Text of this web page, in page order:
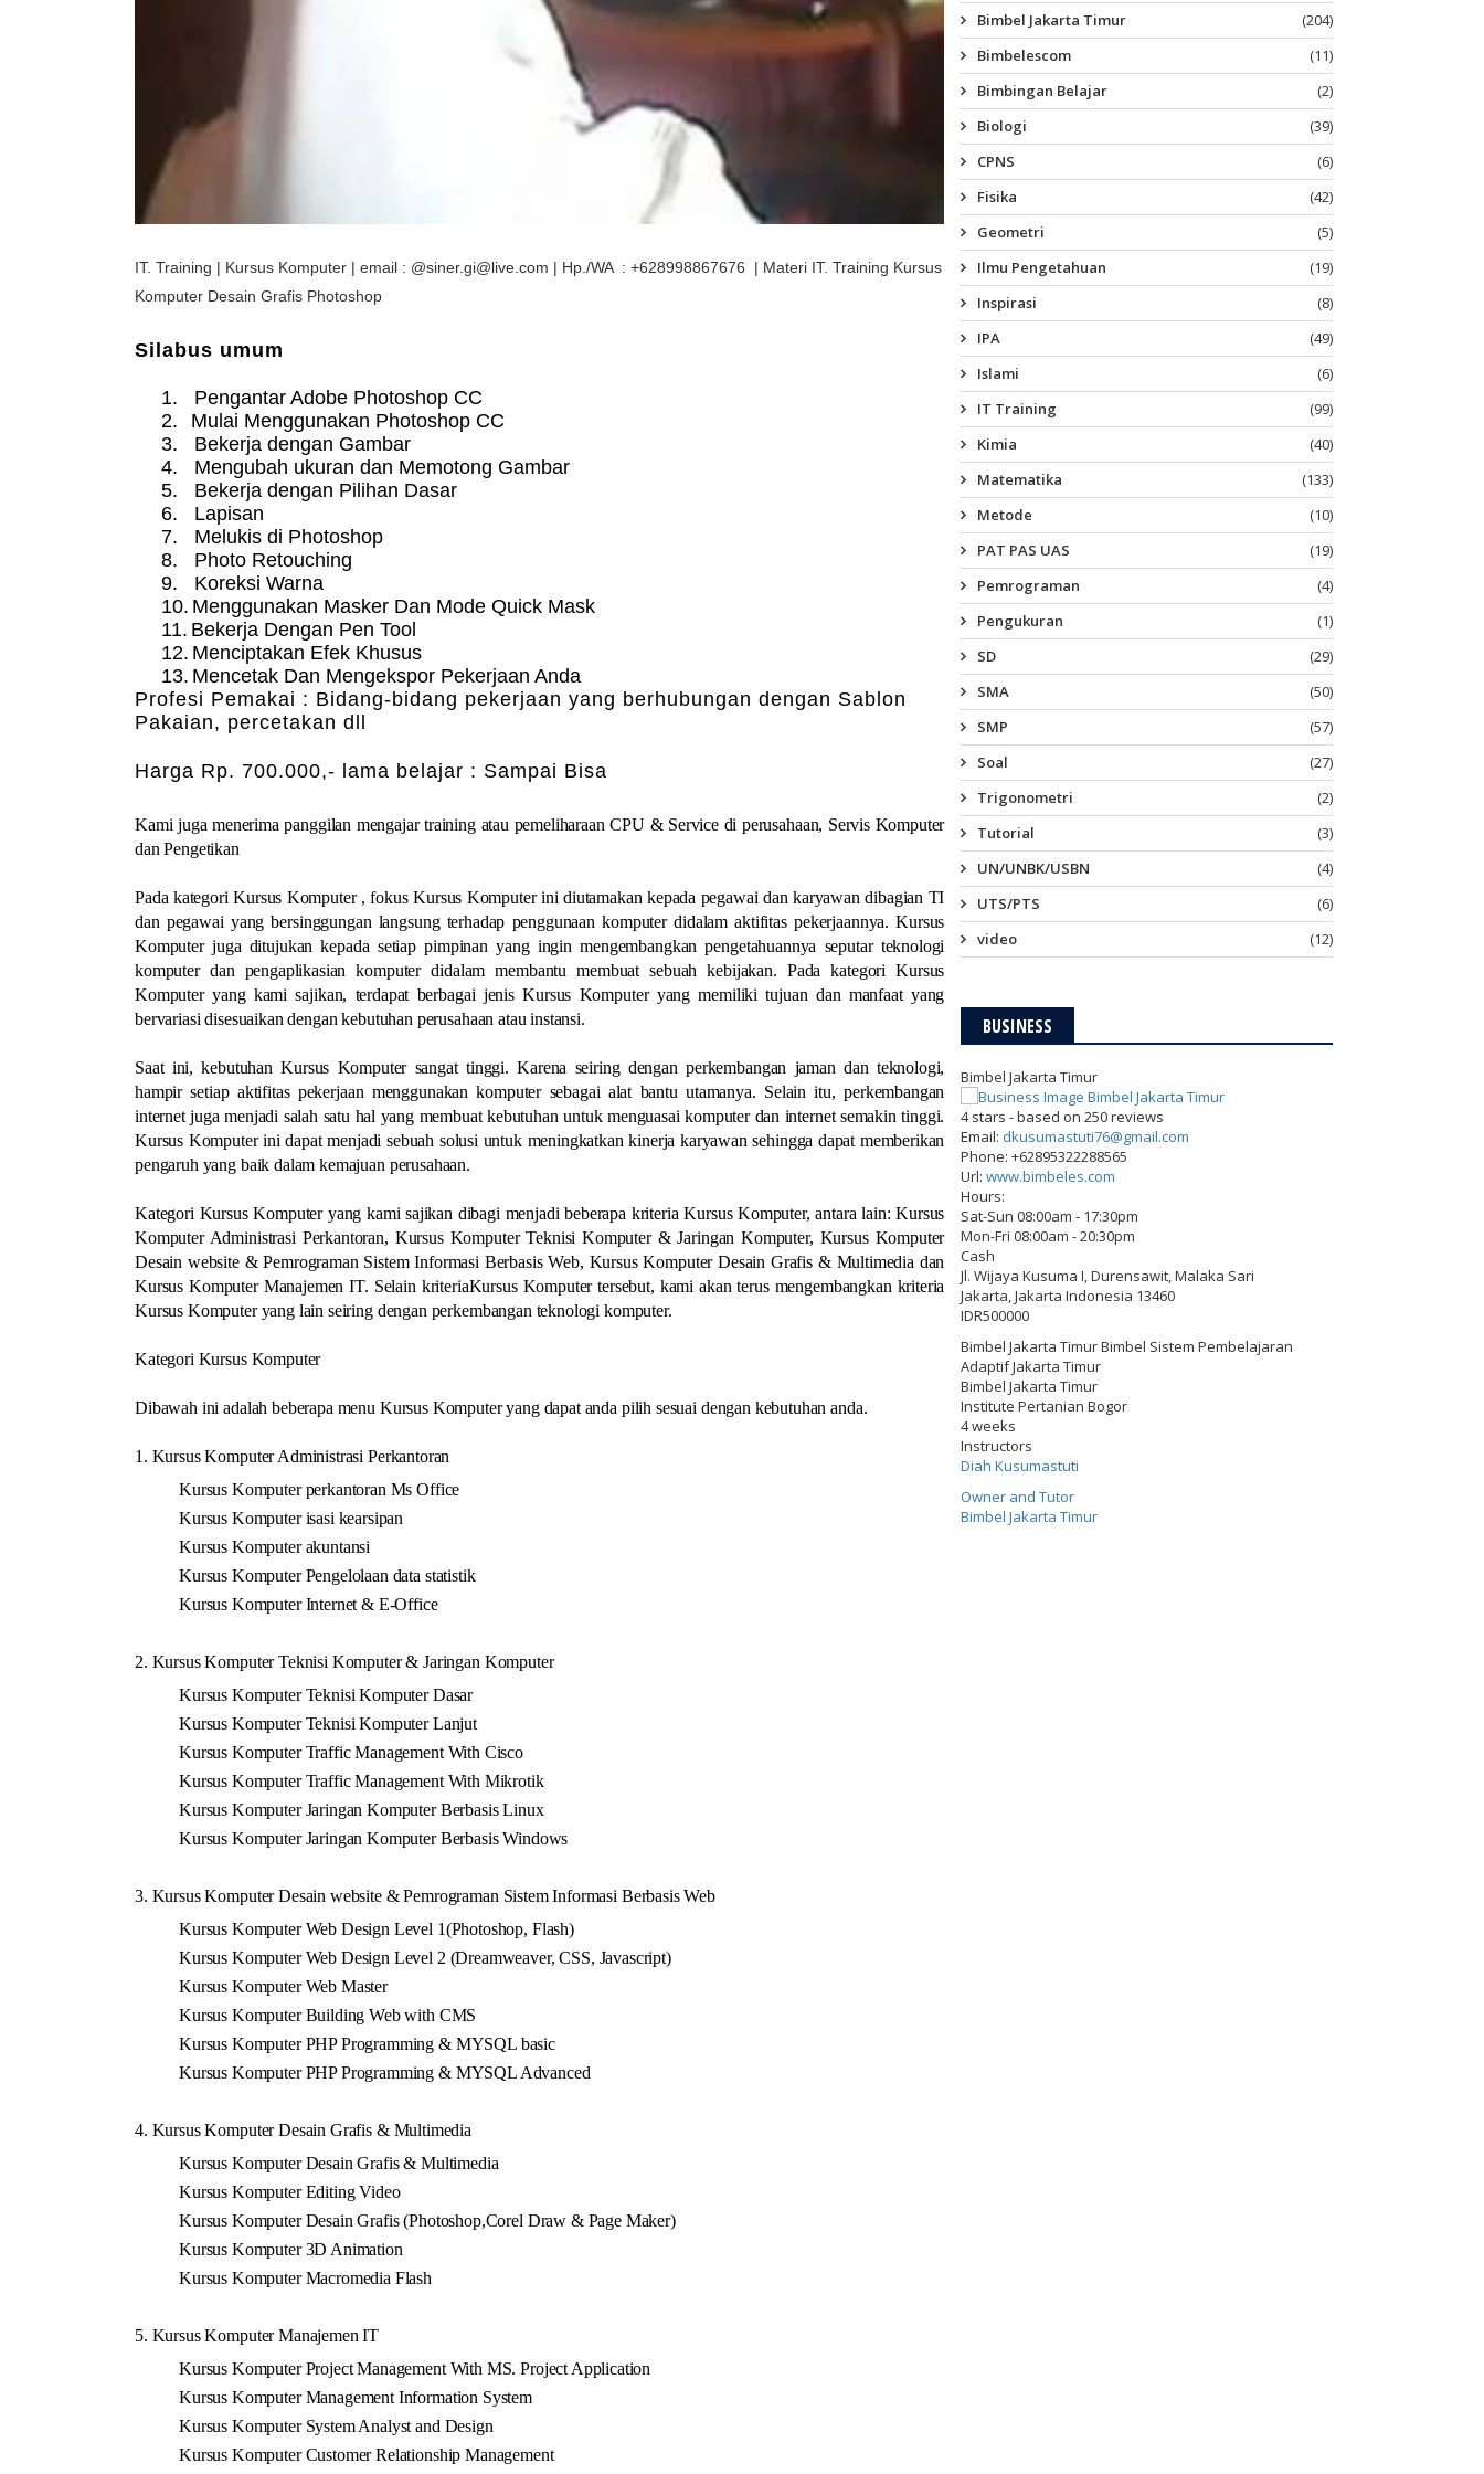
IT. Training | Kursus Komputer | email : @siner.gi@live.com | Hp./WA : +628998867676 | Materi IT. Training Kursus
Komputer Desain Grafis Photoshop
Silabus umum
1.
Pengantar Adobe Photoshop CC
2.
Mulai Menggunakan Photoshop CC
3.
Bekerja dengan Gambar
4.
Mengubah ukuran dan Memotong Gambar
5.
Bekerja dengan Pilihan Dasar
6.
Lapisan
7.
Melukis di Photoshop
8.
Photo Retouching
9.
Koreksi Warna
10. Menggunakan Masker Dan Mode Quick Mask
11. Bekerja Dengan Pen Tool
12. Menciptakan Efek Khusus
13. Mencetak Dan Mengekspor Pekerjaan Anda
Profesi Pemakai : Bidang-bidang pekerjaan yang berhubungan dengan Sablon
Pakaian, percetakan dll
Harga Rp. 700.000,- lama belajar : Sampai Bisa
Kami juga menerima panggilan mengajar training atau pemeliharaan CPU & Service di perusahaan, Servis Komputer
dan Pengetikan
Pada kategori Kursus Komputer , fokus Kursus Komputer ini diutamakan kepada pegawai dan karyawan dibagian TI
dan pegawai yang bersinggungan langsung terhadap penggunaan komputer didalam aktifitas pekerjaannya. Kursus
Komputer juga ditujukan kepada setiap pimpinan yang ingin mengembangkan pengetahuannya seputar teknologi
komputer dan pengaplikasian komputer didalam membantu membuat sebuah kebijakan. Pada kategori Kursus
Komputer yang kami sajikan, terdapat berbagai jenis Kursus Komputer yang memiliki tujuan dan manfaat yang
bervariasi disesuaikan dengan kebutuhan perusahaan atau instansi.
Saat ini, kebutuhan Kursus Komputer sangat tinggi. Karena seiring dengan perkembangan jaman dan teknologi,
hampir setiap aktifitas pekerjaan menggunakan komputer sebagai alat bantu utamanya. Selain itu, perkembangan
internet juga menjadi salah satu hal yang membuat kebutuhan untuk menguasai komputer dan internet semakin tinggi.
Kursus Komputer ini dapat menjadi sebuah solusi untuk meningkatkan kinerja karyawan sehingga dapat memberikan
pengaruh yang baik dalam kemajuan perusahaan.
Kategori Kursus Komputer yang kami sajikan dibagi menjadi beberapa kriteria Kursus Komputer, antara lain: Kursus
Komputer Administrasi Perkantoran, Kursus Komputer Teknisi Komputer & Jaringan Komputer, Kursus Komputer
Desain website & Pemrograman Sistem Informasi Berbasis Web, Kursus Komputer Desain Grafis & Multimedia dan
Kursus Komputer Manajemen IT. Selain kriteriaKursus Komputer tersebut, kami akan terus mengembangkan kriteria
Kursus Komputer yang lain seiring dengan perkembangan teknologi komputer.
Kategori Kursus Komputer
Dibawah ini adalah beberapa menu Kursus Komputer yang dapat anda pilih sesuai dengan kebutuhan anda.
1. Kursus Komputer Administrasi Perkantoran
Kursus Komputer perkantoran Ms Office
Kursus Komputer isasi kearsipan
Kursus Komputer akuntansi
Kursus Komputer Pengelolaan data statistik
Kursus Komputer Internet & E-Office
2. Kursus Komputer Teknisi Komputer & Jaringan Komputer
Kursus Komputer Teknisi Komputer Dasar
Kursus Komputer Teknisi Komputer Lanjut
Kursus Komputer Traffic Management With Cisco
Kursus Komputer Traffic Management With Mikrotik
Kursus Komputer Jaringan Komputer Berbasis Linux
Kursus Komputer Jaringan Komputer Berbasis Windows
3. Kursus Komputer Desain website & Pemrograman Sistem Informasi Berbasis Web
Kursus Komputer Web Design Level 1(Photoshop, Flash)
Kursus Komputer Web Design Level 2 (Dreamweaver, CSS, Javascript)
Kursus Komputer Web Master
Kursus Komputer Building Web with CMS
Kursus Komputer PHP Programming & MYSQL basic
Kursus Komputer PHP Programming & MYSQL Advanced
4. Kursus Komputer Desain Grafis & Multimedia
Kursus Komputer Desain Grafis & Multimedia
Kursus Komputer Editing Video
Kursus Komputer Desain Grafis (Photoshop,Corel Draw & Page Maker)
Kursus Komputer 3D Animation
Kursus Komputer Macromedia Flash
5. Kursus Komputer Manajemen IT
Kursus Komputer Project Management With MS. Project Application
Kursus Komputer Management Information System
Kursus Komputer System Analyst and Design
Kursus Komputer Customer Relationship Management
Bimbel Jakarta Timur
(204)
Bimbelescom
(11)
Bimbingan Belajar
(2)
Biologi
(39)
CPNS
(6)
Fisika
(42)
Geometri
(5)
Ilmu Pengetahuan
(19)
Inspirasi
(8)
IPA
(49)
Islami
(6)
IT Training
(99)
Kimia
(40)
Matematika
(133)
Metode
(10)
PAT PAS UAS
(19)
Pemrograman
(4)
Pengukuran
(1)
SD
(29)
SMA
(50)
SMP
(57)
Soal
(27)
Trigonometri
(2)
Tutorial
(3)
UN/UNBK/USBN
(4)
UTS/PTS
(6)
video
(12)
BUSINESS
Bimbel Jakarta Timur
4stars - based on250reviews
Email: dkusumastuti76@gmail.com
Phone:+62895322288565
Url:www.bimbeles.com
Hours:
Sat-Sun 08:00am - 17:30pm
Mon-Fri 08:00am - 20:30pm
Cash
Jl. Wijaya Kusuma I, Durensawit, Malaka Sari
Jakarta,Jakarta Indonesia 13460
IDR500000
Bimbel Jakarta Timur Bimbel Sistem Pembelajaran
Adaptif Jakarta Timur
Bimbel Jakarta Timur
Institute Pertanian Bogor
4 weeks
Instructors
Diah Kusumastuti
Owner and Tutor
Bimbel Jakarta Timur